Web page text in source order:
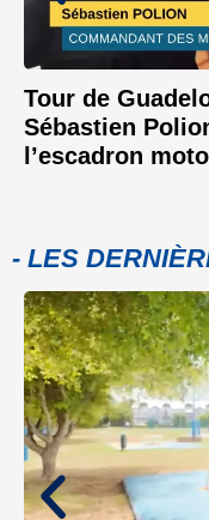
Tour de
Sébastien
l’escadron
- LES